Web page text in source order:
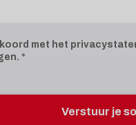
met het
Verstuur je